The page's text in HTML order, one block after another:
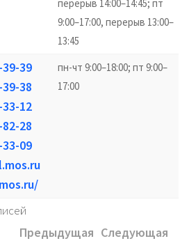
перерыв 14:00–14:45; пт
9:00–17:00, перерыв 13:00–
13:45
39
38
12
28
09
пн-чт 9:00–18:00; пт 9:00–
17:00
Предыдущая Следующая